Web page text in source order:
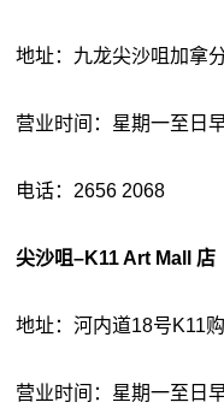
地址：九龙尖沙咀加拿
营业时间：星期一至日
电话：2656 2068
尖沙咀–K11 Art Mall 店
地址：河内道18号K11
营业时间：星期一至日